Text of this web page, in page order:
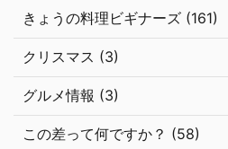
きょうの料理ビギナーズ (161)
クリスマス (3)
グルメ情報 (3)
この差って何ですか？ (58)